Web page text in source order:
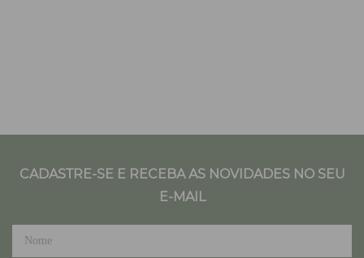
CADASTRE-SE E RECEBA AS NOVIDADES NO SEU
E-MAIL